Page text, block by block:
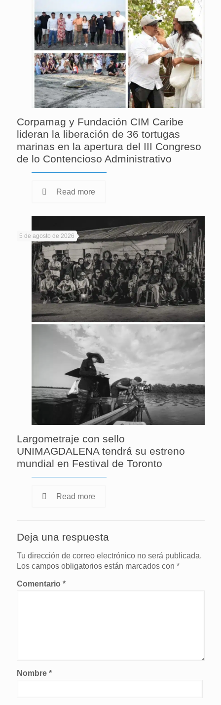
Corpamag y Fundación CIM Caribe
lideran la liberación de 36 tortugas
marinas en la apertura del III Congreso
de lo Contencioso Administrativo
Read more
5 de agosto de 2026
Largometraje con sello
UNIMAGDALENA tendrá su estreno
mundial en Festival de Toronto
Read more
Deja una respuesta
Tu dirección de correo electrónico no será publicada.
Los campos obligatorios están marcados con *
Comentario *
Nombre *